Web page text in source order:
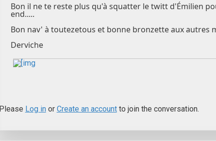
Bon il ne te reste plus qu'à squatter le twitt d'Émilien
end.....
Bon nav' à toutezetous et bonne bronzette aux autres
Derviche
Please Log inor Create an accountto join the conversation.